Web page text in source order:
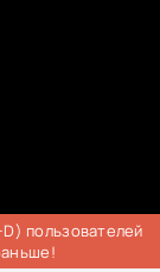
пользователей